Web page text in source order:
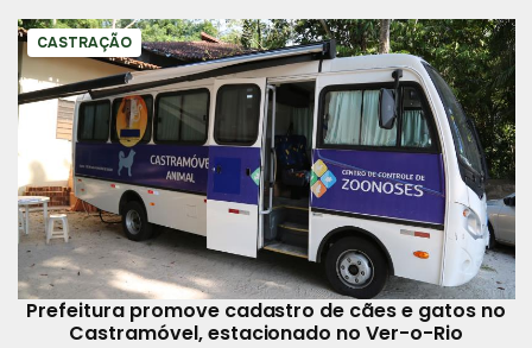
CASTRAÇÃO
Prefeitura promove cadastro de cães e gatos no
Castramóvel, estacionado no Ver-o-Rio